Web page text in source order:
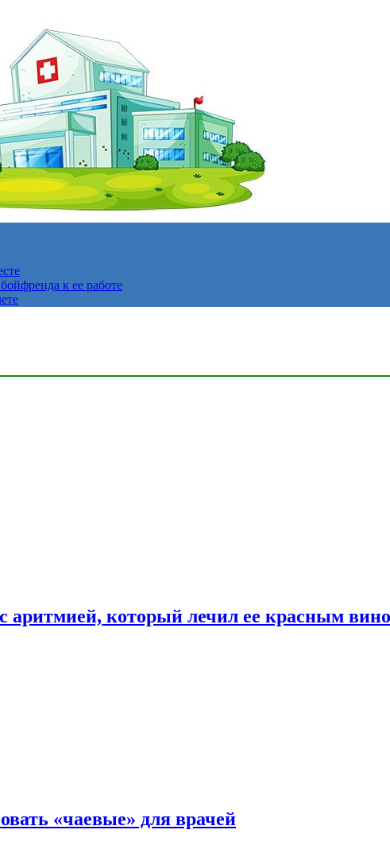
к ее работе
аритмией, который лечил ее красным
«чаевые» для врачей